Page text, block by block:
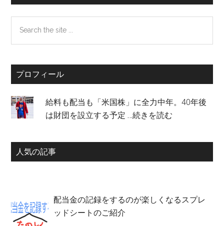
説
明
で
the
プロフィール
給料も配当も「米国株」に全力中年。40年後
は財団を設立する予定…続きを読む
人気の記事
配当金の記録をするのが楽しくなるスプレ
ッドシートのご紹介